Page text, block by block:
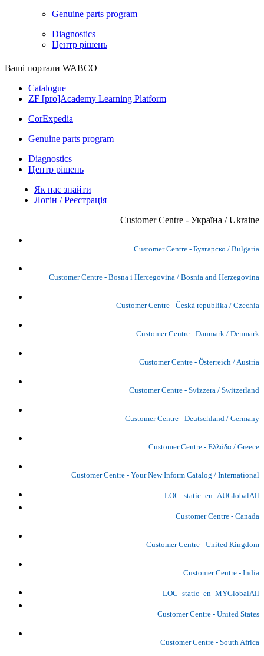
Genuine parts program
Diagnostics
Центр рішень
Ваші портали WABCO
Catalogue
ZF [pro]Academy Learning Platform
CorExpedia
Genuine parts program
Diagnostics
Центр рішень
Як нас знайти
Логін / Реєстрація
Customer Centre - Україна / Ukraine
Customer Centre - Булгарско / Bulgaria
Customer Centre - Bosna i Hercegovina / Bosnia and Herzegovina
Customer Centre - Česká republika / Czechia
Customer Centre - Danmark / Denmark
Customer Centre - Österreich / Austria
Customer Centre - Svizzera / Switzerland
Customer Centre - Deutschland / Germany
Customer Centre - Ελλάδα / Greece
Customer Centre - Your New Inform Catalog / International
LOC_static_en_AUGlobalAll
Customer Centre - Canada
Customer Centre - United Kingdom
Customer Centre - India
LOC_static_en_MYGlobalAll
Customer Centre - United States
Customer Centre - South Africa